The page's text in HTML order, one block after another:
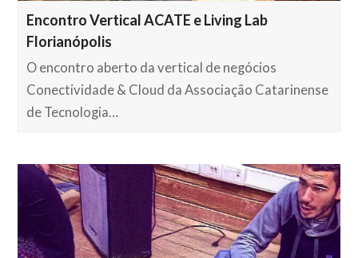
Encontro Vertical ACATE e Living Lab
Florianópolis
O encontro aberto da vertical de negócios
Conectividade & Cloud da Associação Catarinense
de Tecnologia…